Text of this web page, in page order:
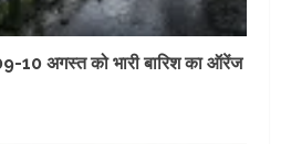
10 अगस्त को भारी बारिश का ऑरेंज